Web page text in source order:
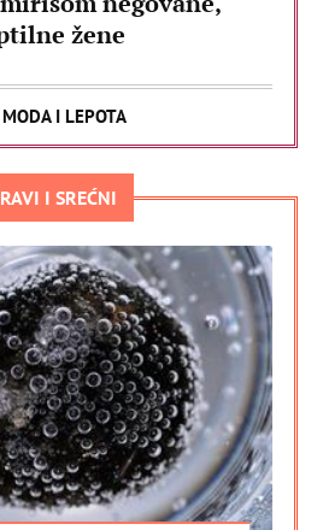
žene
I LEPOTA
I SREĆNI